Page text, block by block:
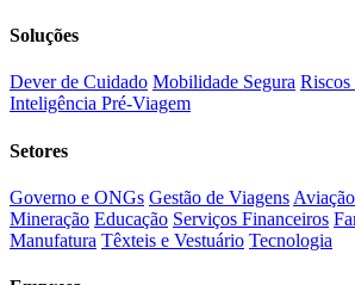
Soluções
Dever de Cuidado Mobilidade Segura
Inteligência Pré-Viagem
Setores
Governo e ONGs Gestão de Viagens Aviação
Mineração Educação Serviços Financeiros
Manufatura Têxteis e Vestuário Tecnologia